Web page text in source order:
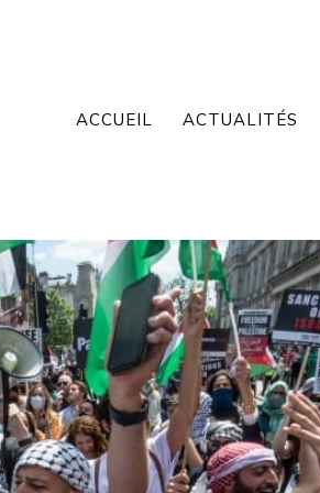
ACCUEIL ACTUALITÉS